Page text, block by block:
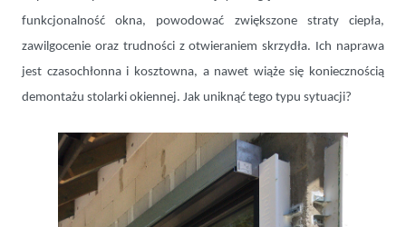
funkcjonalność okna, powodować zwiększone straty ciepła,
zawilgocenie oraz trudności z otwieraniem skrzydła. Ich naprawa
jest czasochłonna i kosztowna, a nawet wiąże się koniecznością
demontażu stolarki okiennej. Jak uniknąć tego typu sytuacji?